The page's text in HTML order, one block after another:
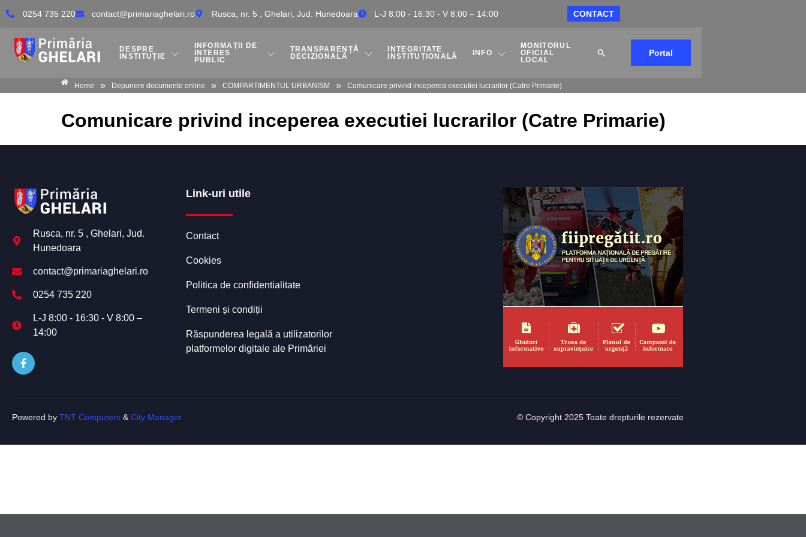
0254 735 220 contact@primariaghelari.ro Rusca, nr. 5 , Ghelari, Jud. Hunedoara L-J 8:00 - 16:30 - V 8:00 – 14:00 CONTACT
DESPRE
INSTITUȚIE
INFORMAȚII DE
INTERES
PUBLIC
TRANSPARENȚĂ
DECIZIONALĂ
INTEGRITATE
INSTITUȚIONALĂ
INFO
MONITORUL
OFICIAL
LOCAL
Portal
Home » Depunere documente online » COMPARTIMENTUL URBANISM » Comunicare privind inceperea executiei lucrarilor (Catre Primarie)
Comunicare privind inceperea executiei lucrarilor (Catre Primarie)
Rusca, nr. 5 , Ghelari, Jud.
Hunedoara
contact@primariaghelari.ro
0254 735 220
L-J 8:00 - 16:30 - V 8:00 –
14:00
Link-uri utile
Contact
Cookies
Politica de confidentialitate
Termeni și condiții
Răspunderea legală a utilizatorilor
platformelor digitale ale Primăriei
Powered by TNT Computers & City Manager © Copyright 2025 Toate drepturile rezervate